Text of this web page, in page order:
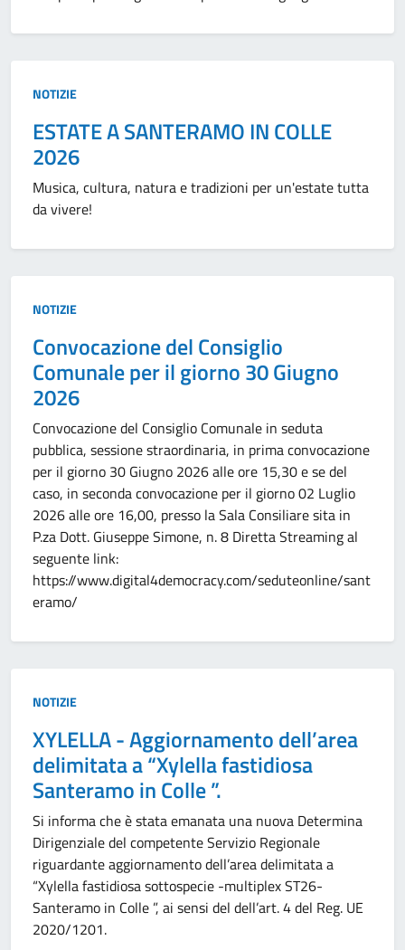
Tipo:
NOTIZIE
ESTATE A SANTERAMO IN COLLE
2026
Musica, cultura, natura e tradizioni per un'estate tutta
da vivere!
Tipo:
NOTIZIE
Convocazione del Consiglio
Comunale per il giorno 30 Giugno
2026
Convocazione del Consiglio Comunale in seduta
pubblica, sessione straordinaria, in prima convocazione
per il giorno 30 Giugno 2026 alle ore 15,30 e se del
caso, in seconda convocazione per il giorno 02 Luglio
2026 alle ore 16,00, presso la Sala Consiliare sita in
P.za Dott. Giuseppe Simone, n. 8 Diretta Streaming al
seguente link:
https://www.digital4democracy.com/seduteonline/sant
eramo/
Tipo:
NOTIZIE
XYLELLA - Aggiornamento dell’area
delimitata a “Xylella fastidiosa
Santeramo in Colle ”.
Si informa che è stata emanata una nuova Determina
Dirigenziale del competente Servizio Regionale
riguardante aggiornamento dell’area delimitata a
“Xylella fastidiosa sottospecie -multiplex ST26-
Santeramo in Colle ”, ai sensi del dell’art. 4 del Reg. UE
2020/1201.